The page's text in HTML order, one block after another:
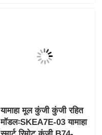
यामाहा मूल कुंजी कुंजी रहित
मॉडलःSKEA7E-03 यामाहा